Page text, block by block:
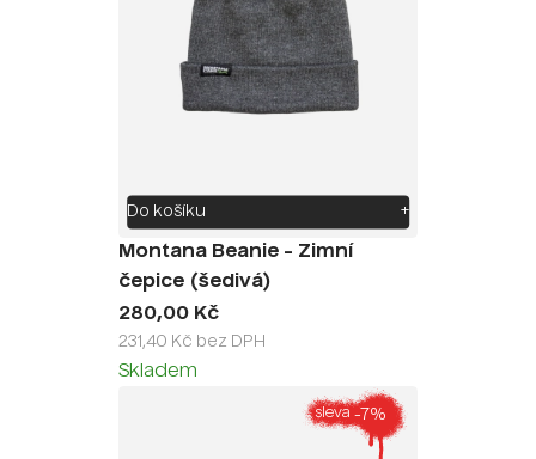
Do košíku +
Montana Beanie - Zimní
čepice (šedivá)
280,00 Kč
231,40 Kč bez DPH
Skladem
sleva -7%